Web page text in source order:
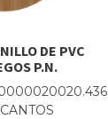
DE PVC
P.N.